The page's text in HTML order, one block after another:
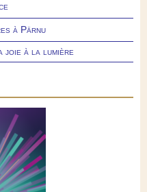
à Pärnu
joie à la lumière